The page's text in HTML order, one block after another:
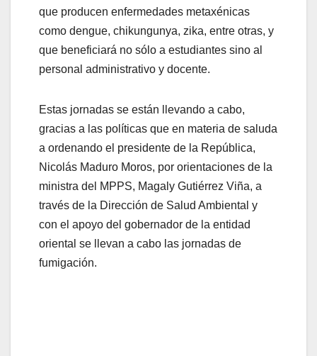
que producen enfermedades metaxénicas
como dengue, chikungunya, zika, entre otras, y
que beneficiará no sólo a estudiantes sino al
personal administrativo y docente.
Estas jornadas se están llevando a cabo,
gracias a las políticas que en materia de saluda
a ordenando el presidente de la República,
Nicolás Maduro Moros, por orientaciones de la
ministra del MPPS, Magaly Gutiérrez Viña, a
través de la Dirección de Salud Ambiental y
con el apoyo del gobernador de la entidad
oriental se llevan a cabo las jornadas de
fumigación.